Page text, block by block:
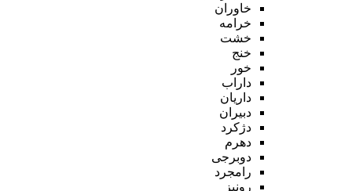
خاوران
خرامه
خشت
خنج
خور
داراب
داریان
دبیران
دژکرد
دهرم
دوبرجی
رامجرد
رونیز